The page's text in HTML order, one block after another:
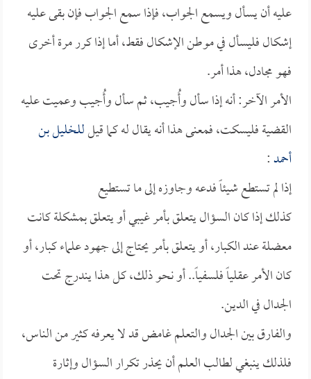
عليه أن يسأل ويسمع الجواب، فإذا سمع الجواب فإن بقى عليه
إشكال فليسأل في موطن الإشكال فقط، أما إذا كرر مرة أخرى
فهو مجادل، هذا أمر.
الأمر الآخر: أنه إذا سأل وأُجيب، ثم سأل وأُجيب وعميت عليه
القضية فليسكت، فمعنى هذا أنه يقال له كما قيلللخليل بن
أحمد:
إذا لم تستطع شيئاً فدعه وجاوزه إلى ما تستطيع
كذلك إذا كان السؤال يتعلق بأمر غيبي أو يتعلق بمشكلة كانت
معضلة عند الكبار، أو يتعلق بأمر يحتاج إلى جهود علماء كبار، أو
كان الأمر عقلياً فلسفياً.. أو نحو ذلك، كل هذا يندرج تحت
الجدال في الدين.
والفارق بين الجدال والتعلم غامض قد لا يعرفه كثير من الناس،
فلذلك ينبغي لطالب العلم أن يحذر تكرار السؤال وإثارة